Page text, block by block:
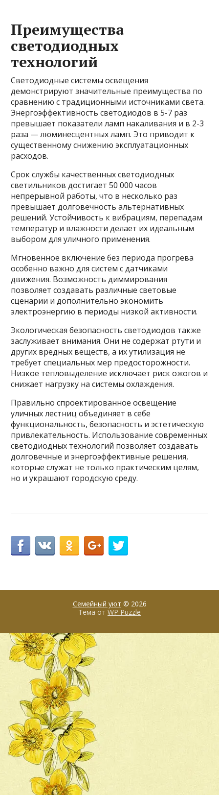
Преимущества
светодиодных
технологий
Светодиодные системы освещения
демонстрируют значительные преимущества по
сравнению с традиционными источниками света.
Энергоэффективность светодиодов в 5-7 раз
превышает показатели ламп накаливания и в 2-3
раза — люминесцентных ламп. Это приводит к
существенному снижению эксплуатационных
расходов.
Срок службы качественных светодиодных
светильников достигает 50 000 часов
непрерывной работы, что в несколько раз
превышает долговечность альтернативных
решений. Устойчивость к вибрациям, перепадам
температур и влажности делает их идеальным
выбором для уличного применения.
Мгновенное включение без периода прогрева
особенно важно для систем с датчиками
движения. Возможность диммирования
позволяет создавать различные световые
сценарии и дополнительно экономить
электроэнергию в периоды низкой активности.
Экологическая безопасность светодиодов также
заслуживает внимания. Они не содержат ртути и
других вредных веществ, а их утилизация не
требует специальных мер предосторожности.
Низкое тепловыделение исключает риск ожогов и
снижает нагрузку на системы охлаждения.
Правильно спроектированное освещение
уличных лестниц объединяет в себе
функциональность, безопасность и эстетическую
привлекательность. Использование современных
светодиодных технологий позволяет создавать
долговечные и энергоэффективные решения,
которые служат не только практическим целям,
но и украшают городскую среду.
Семейный уют © 2026
Тема от WP Puzzle